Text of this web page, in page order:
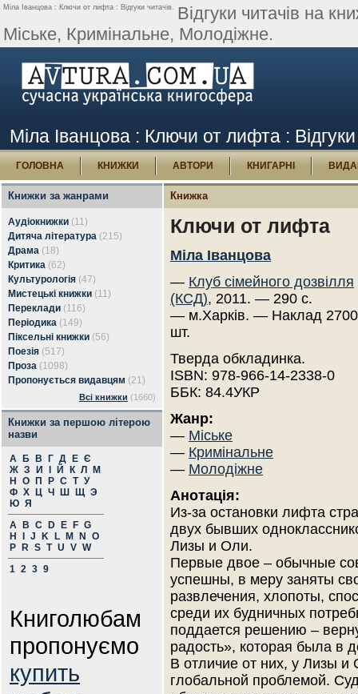
Міла Іванцова : Ключи от лифта : Відгуки читачів. Відгуки читачів на
Міське, Кримінальне, Молодіжне.
Міла Іванцова : Ключи от лифта : Відгуки
ГОЛОВНА КНИЖКИ АВТОРИ КНИГАРНІ
Книжки за жанрами
Аудіокнижки (11)
Дитяча література (215)
Драма (18)
Критика (62)
Культурологія (47)
Мистецькі книжки (11)
Переклади (116)
Періодика (149)
Піксельні книжки (56)
Поезія (517)
Проза (1098)
Пропонується видавцям (21)
Всі книжки (1660)
Книжки за першою літерою
назви
А Б В Г Д Е Є
Ж З И Й К Л
М
Н
О П Р С Т У
Ф Х Ц Ч Ш Щ Э
Ю Я
A
B C D E F G
H
J K L M N
O
P
R S T U V W
1 2 3 9
Книголюбам
пропонуємо
купить
Книжка
Ключи от лифта
Міла Іванцова
— Клуб сімейного дозвілля
(КСД), 2011. — 290 с.
— м.Харків. — Наклад
шт.
Тверда обкладинка.
ISBN: 978-966-14-2338-0
ББК: 84.4УКР
Жанр:
— Міське
— Кримінальне
— Молодіжне
Анотація:
Из-за остановки лифта
двух бывших
Лизы и Оли.
Первые двое – обычные
успешны, в меру заняты
развлечения, хлопоты,
среди их будничных
поддается решению –
радость», которая была в
В отличие от них, у Лизы и
глобальной проблемой.